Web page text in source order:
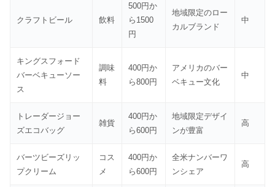
クラフトビール 飲料
500円か
ら1500
円
地域限定のロー
カルブランド
中
キングスフォード
バーベキューソー
ス
調味
料
400円か
ら800円
アメリカのバー
ベキュー文化
中
トレーダージョー
ズエコバッグ
雑貨
400円か
ら600円
地域限定デザイ
ンが豊富
高
バーツビーズリッ
プクリーム
コス
メ
400円か
ら600円
全米ナンバーワ
ンシェア
高